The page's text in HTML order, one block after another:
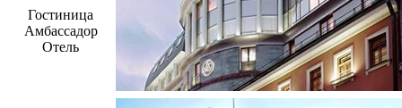
Гостиница
Амбассадор
Отель